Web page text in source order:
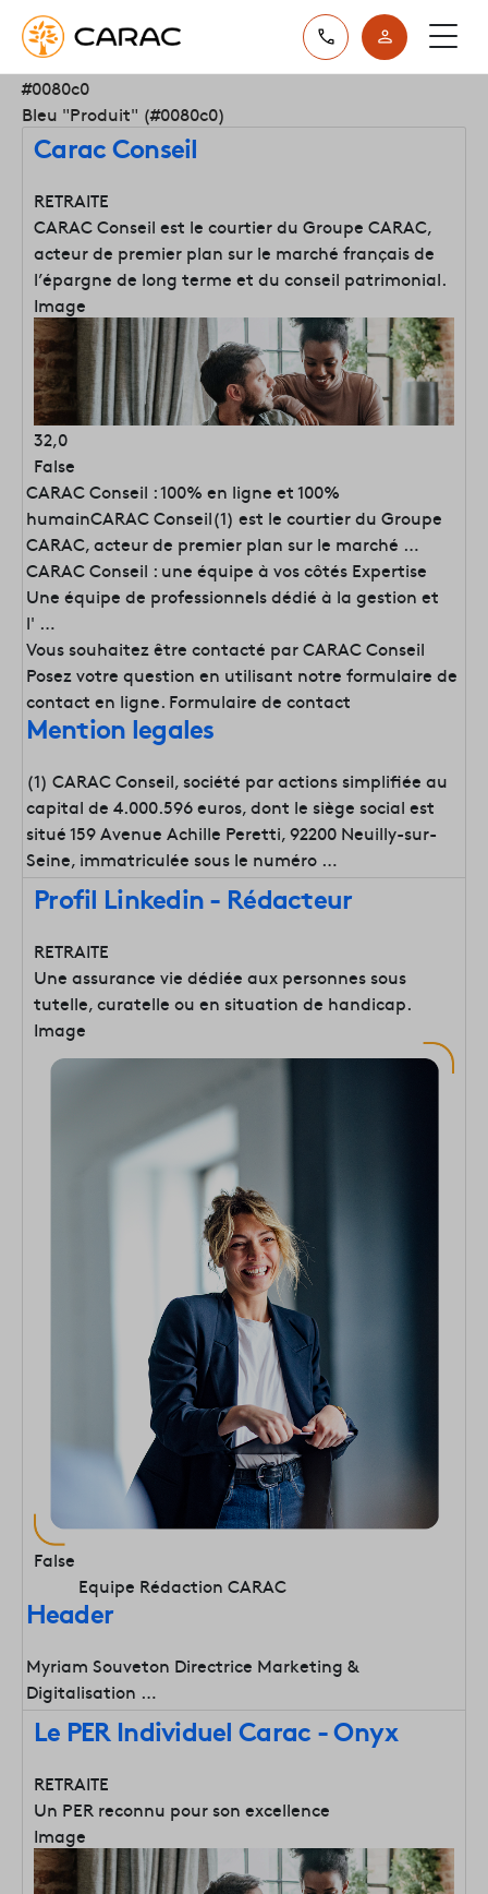
#0080c0
Bleu "Produit" (#0080c0)
Carac Conseil
RETRAITE
CARAC Conseil est le courtier du Groupe CARAC,
acteur de premier plan sur le marché français de
l’épargne de long terme et du conseil patrimonial.
Image
32,0
False
CARAC Conseil : 100% en ligne et 100%
humainCARAC Conseil(1) est le courtier du Groupe
CARAC, acteur de premier plan sur le marché …
CARAC Conseil : une équipe à vos côtés Expertise
Une équipe de professionnels dédié à la gestion et
l' …
Vous souhaitez être contacté par CARAC Conseil
Posez votre question en utilisant notre formulaire de
contact en ligne. Formulaire de contact
Mention legales
(1) CARAC Conseil, société par actions simplifiée au
capital de 4.000.596 euros, dont le siège social est
situé 159 Avenue Achille Peretti, 92200 Neuilly-sur-
Seine, immatriculée sous le numéro …
Profil Linkedin - Rédacteur
RETRAITE
Une assurance vie dédiée aux personnes sous
tutelle, curatelle ou en situation de handicap.
Image
False
Equipe Rédaction CARAC
Header
Myriam Souveton Directrice Marketing &
Digitalisation …
Le PER Individuel Carac - Onyx
RETRAITE
Un PER reconnu pour son excellence
Image
Paramétrer vos préférences sur les cookies